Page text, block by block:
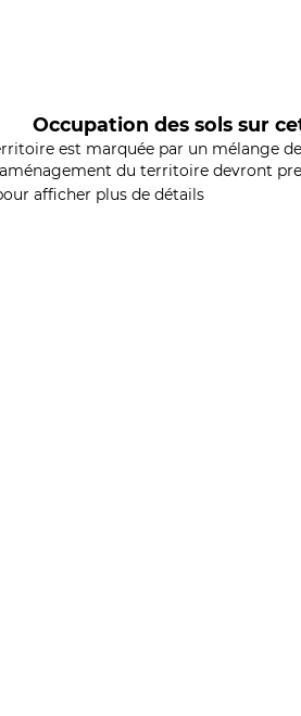
Occupation des sols sur
est marquée par un mélange
du territoire devront
afficher plus de détails